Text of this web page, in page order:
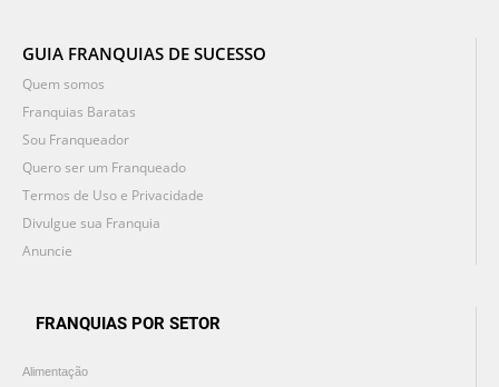
GUIA FRANQUIAS DE SUCESSO
Quem somos
Franquias Baratas
Sou Franqueador
Quero ser um Franqueado
Termos de Uso e Privacidade
Divulgue sua Franquia
Anuncie
FRANQUIAS POR SETOR
Alimentação